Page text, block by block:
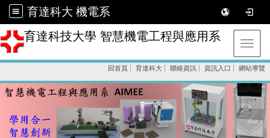
育達科大 機電系
育達科技大學 智慧機電工程與應用系
回首頁 育達科大 聯絡資訊 資訊入口 網站導覽